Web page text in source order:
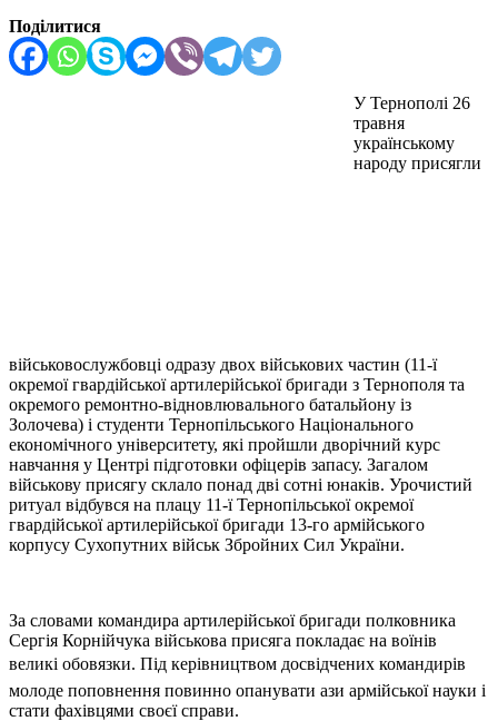
Поділитися
У Тернополі 26
травня
українському
народу присягли
військовослужбовці одразу двох військових частин (11-ї
окремої гвардійської артилерійської бригади з Тернополя та
окремого ремонтно-відновлювального батальйону із
Золочева) і студенти Тернопільського Національного
економічного університету, які пройшли дворічний курс
навчання у Центрі підготовки офіцерів запасу. Загалом
військову присягу склало понад дві сотні юнаків. Урочистий
ритуал відбувся на плацу 11-ї Тернопільської окремої
гвардійської артилерійської бригади 13-го армійського
корпусу Сухопутних військ Збройних Сил України.
За словами командира артилерійської бригади полковника
Сергія Корнійчука військова присяга покладає на воїнів
великі обовязки. Під керівництвом досвідчених командирів
молоде поповнення повинно опанувати ази армійської науки і
стати фахівцями своєї справи.